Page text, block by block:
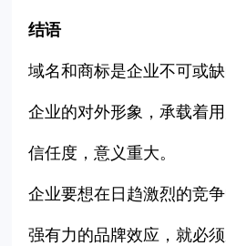
结语
域名和商标是企业不可或
企业的对外形象，承载着
信任度，意义重大。
企业要想在日趋激烈的竞
强有力的品牌效应，就必